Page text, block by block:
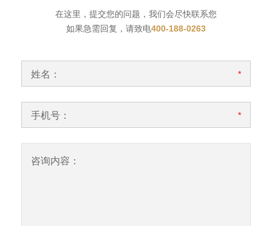
在这里，提交您的问题，我们会尽快联系您
如果急需回复，请致电400-188-0263
姓名： *
手机号： *
咨询内容：